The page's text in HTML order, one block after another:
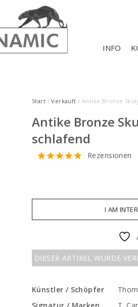
INFO
Start /Verkauft / Antike Bronze
Antike Bronze
schlafend
Rezensionen
I AM
DIESER ARTIKEL WURDE
Künstler / Schöpfer